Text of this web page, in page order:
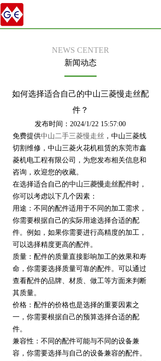
NEWS CENTER
新闻动态
如何选择适合自己的中山三菱慢走丝配
件？
发布时间：2024/1/22 15:57:00
免费提供中山二手三菱慢走丝 ，中山三菱线
切割维修，中山三菱火花机租赁的东莞市鑫
菱机电工程有限公司，为您发布相关信息和
咨询，欢迎您的收藏。
在选择适合自己的中山三菱慢走丝配件时，
你可以考虑以下几个因素：
用途：不同的配件适用于不同的加工需求，
你需要根据自己的实际用途选择合适的配
件。例如，如果你需要进行高精度的加工，
可以选择精度更高的配件。
质量：配件的质量直接影响加工的效果和寿
命，你需要选择质量可靠的配件。可以通过
查看配件的品牌、材质、做工等方面来判断
其质量。
价格：配件的价格也是选择的重要因素之
一，你需要根据自己的预算选择合适的配
件。
兼容性：不同的配件可能与不同的设备兼
容，你需要选择与自己的设备兼容的配件。